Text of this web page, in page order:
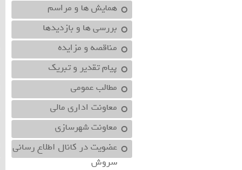
همایش ها و مراسم
بررسی ها و بازدیدها
مناقصه و مزایده
پیام تقدیر و تبریک
مطالب عمومی
معاونت اداري مالي
معاونت شهرسازي
عضویت در کانال اطلاع رسانی
سروش